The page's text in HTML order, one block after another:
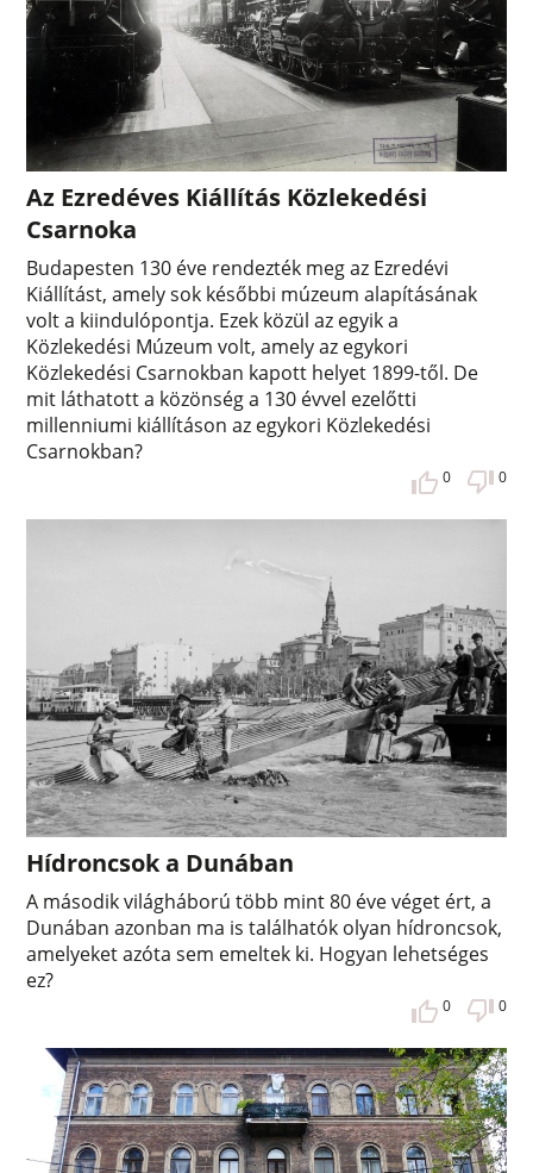
Az Ezredéves Kiállítás Közlekedési
Csarnoka
Budapesten 130 éve rendezték meg az Ezredévi
Kiállítást, amely sok későbbi múzeum alapításának
volt a kiindulópontja. Ezek közül az egyik a
Közlekedési Múzeum volt, amely az egykori
Közlekedési Csarnokban kapott helyet 1899-től. De
mit láthatott a közönség a 130 évvel ezelőtti
millenniumi kiállításon az egykori Közlekedési
Csarnokban?
0 0
Hídroncsok a Dunában
A második világháború több mint 80 éve véget ért, a
Dunában azonban ma is találhatók olyan hídroncsok,
amelyeket azóta sem emeltek ki. Hogyan lehetséges
ez?
0 0